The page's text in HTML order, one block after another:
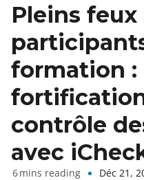
Pleins feux
formation :
contrôle
avec
Déc 21,